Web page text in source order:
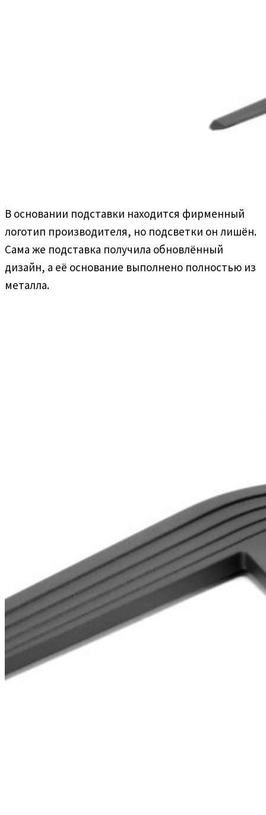
В основании подставки находится фирменный
логотип производителя, но подсветки он лишён.
Сама же подставка получила обновлённый
дизайн, а её основание выполнено полностью из
металла.